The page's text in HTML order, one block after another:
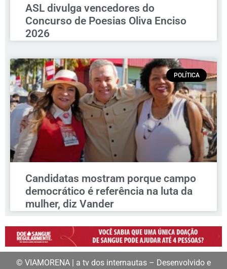
ASL divulga vencedores do
Concurso de Poesias Oliva Enciso
2026
POLÍTICA
Candidatas mostram porque campo
democrático é referência na luta da
mulher, diz Vander
© VIAMORENA | a tv dos internautas – Desenvolvido e